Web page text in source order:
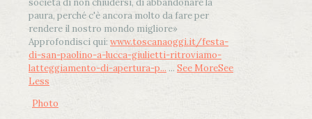
società di non chiudersi, di abbandonare la
paura, perché c'è ancora molto da fare per
rendere il nostro mondo migliore»
Approfondisci qui: www.toscanaoggi.it/festa-
di-san-paolino-a-lucca-giulietti-ritroviamo-
latteggiamento-di-apertura-p... ... See MoreSee
Less
Photo